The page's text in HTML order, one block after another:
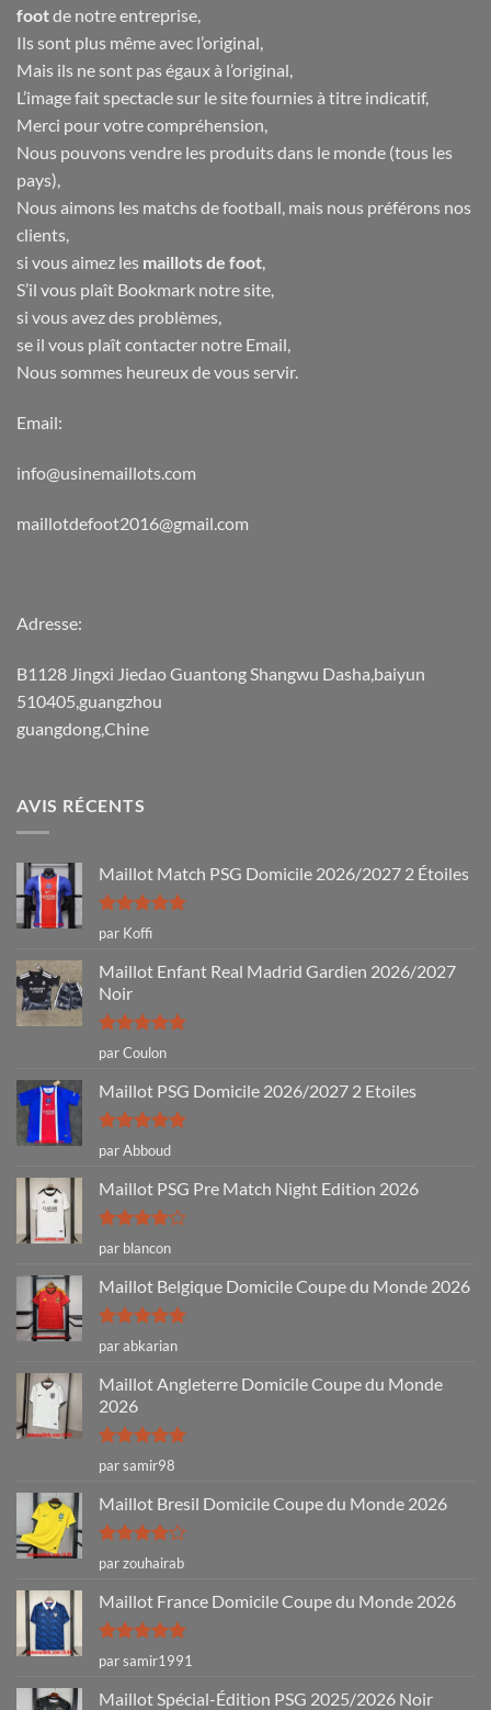
footde notre entreprise,
Ils sont plus même avec l’original,
Mais ils ne sont pas égaux à l’original,
L’image fait spectacle sur le site fournies à titre indicatif,
Merci pour votre compréhension,
Nous pouvons vendre les produits dans le monde (tous les
pays),
Nous aimons les matchs de football, mais nous préférons nos
clients,
si vous aimez les maillots de foot,
S’il vous plaît Bookmark notre site,
si vous avez des problèmes,
se il vous plaît contacter notre Email,
Nous sommes heureux de vous servir.
Email:
info@usinemaillots.com
maillotdefoot2016@gmail.com
Adresse:
B1128 Jingxi Jiedao Guantong Shangwu Dasha,baiyun
510405,guangzhou
guangdong,Chine
AVIS RÉCENTS
Maillot Match PSG Domicile 2026/2027 2 Étoiles
Note5sur
5
par Koffi
Maillot Enfant Real Madrid Gardien 2026/2027
Noir
Note5sur
5
par Coulon
Maillot PSG Domicile 2026/2027 2 Etoiles
Note5sur
5
par Abboud
Maillot PSG Pre Match Night Edition 2026
Note4
sur 5
par blancon
Maillot Belgique Domicile Coupe du Monde 2026
Note5sur
5
par abkarian
Maillot Angleterre Domicile Coupe du Monde
2026
Note5sur
5
par samir98
Maillot Bresil Domicile Coupe du Monde 2026
Note4
sur 5
par zouhairab
Maillot France Domicile Coupe du Monde 2026
Note5sur
5
par samir1991
Maillot Spécial-Édition PSG 2025/2026 Noir